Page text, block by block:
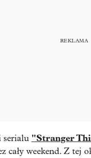
serialu "Stranger
cały weekend. Z tej